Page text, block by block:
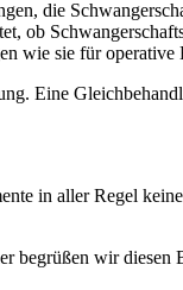
die
ob
wie sie für operative
Eine
in aller Regel
begrüßen wir diesen